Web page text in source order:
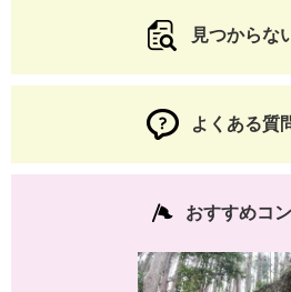
見つからな
よくある質
おすすめコ